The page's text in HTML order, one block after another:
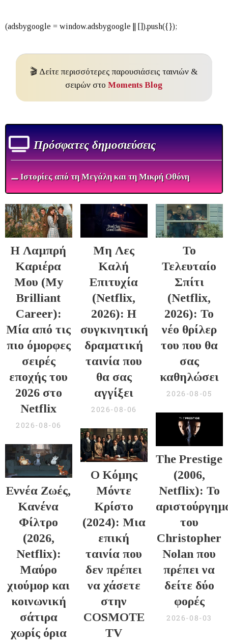
🎬 Δείτε περισσότερες παρουσιάσεις ταινιών &
σειρών στοMoments Blog
Πρόσφατες δημοσιεύσεις
⚊ Ιστορίες από τη Μεγάλη και τη Μικρή Οθόνη
Η Λαμπρή
Καριέρα
Μου (My
Brilliant
Career):
Μία από τις
πιο όμορφες
σειρές
εποχής του
2026 στο
Netflix
2026-08-06
Μη Λες
Καλή
Επιτυχία
(Netflix,
2026): Η
συγκινητική
δραματική
ταινία που
θα σας
αγγίξει
2026-08-06
Το
Τελευταίο
Σπίτι
(Netflix,
2026): Το
νέο θρίλερ
του που θα
σας
καθηλώσει
2026-08-05
Εννέα Ζωές,
Κανένα
Φίλτρο
(2026,
Netflix):
Μαύρο
χιούμορ και
κοινωνική
σάτιρα
χωρίς όρια
Ο Κόμης
Μόντε
Κρίστο
(2024): Μια
επική
ταινία που
δεν πρέπει
να χάσετε
στην
COSMOTE
TV
The Prestige
(2006,
Netflix): Το
του
Christopher
Nolan που
πρέπει να
δείτε δύο
φορές
2026-08-03